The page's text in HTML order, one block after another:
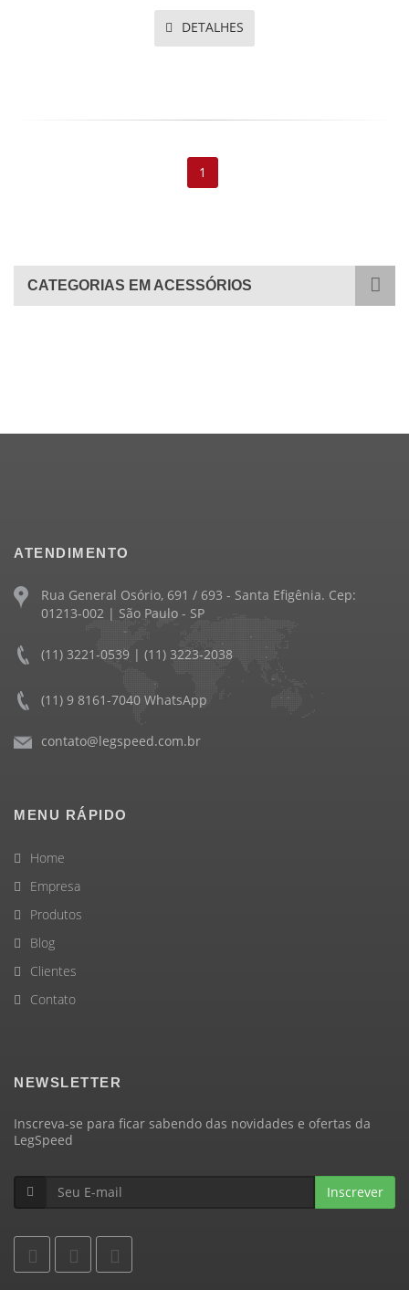
DETALHES
1
CATEGORIAS EM ACESSÓRIOS
ATENDIMENTO
Rua General Osório, 691 / 693 - Santa Efigênia. Cep:
01213-002 | São Paulo - SP
(11) 3221-0539 | (11) 3223-2038
(11) 9 8161-7040 WhatsApp
contato@legspeed.com.br
MENU RÁPIDO
Home
Empresa
Produtos
Blog
Clientes
Contato
NEWSLETTER
Inscreva-se para ficar sabendo das novidades e ofertas da
LegSpeed
Inscrever